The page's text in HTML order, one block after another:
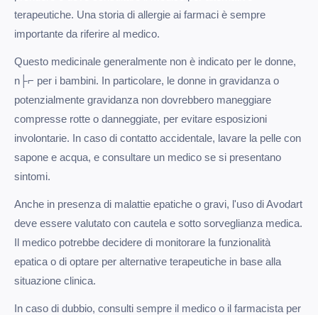
terapeutiche. Una storia di allergie ai farmaci è sempre
importante da riferire al medico.
Questo medicinale generalmente non è indicato per le donne,
n├⌐ per i bambini. In particolare, le donne in gravidanza o
potenzialmente gravidanza non dovrebbero maneggiare
compresse rotte o danneggiate, per evitare esposizioni
involontarie. In caso di contatto accidentale, lavare la pelle con
sapone e acqua, e consultare un medico se si presentano
sintomi.
Anche in presenza di malattie epatiche o gravi, l'uso di Avodart
deve essere valutato con cautela e sotto sorveglianza medica.
Il medico potrebbe decidere di monitorare la funzionalità
epatica o di optare per alternative terapeutiche in base alla
situazione clinica.
In caso di dubbio, consulti sempre il medico o il farmacista per